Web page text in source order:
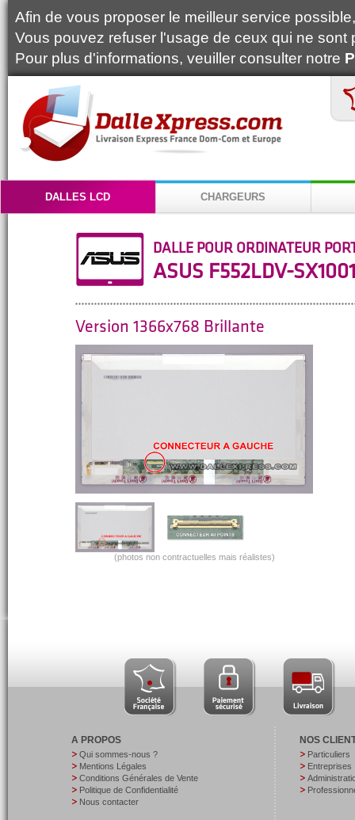
Afin de vous proposer le meilleur service
Vous pouvez refuser l'usage de ceux qui ne
Pour plus d'informations, veuiller consulter notre
DALLES LCD CHARGEURS
DALLE POUR ORDINATEUR
ASUS F552LDV-
Version 1366x768 Brillante
(photos non contractuelles mais réalistes)
A PROPOS
Qui sommes-nous ?
Mentions Légales
Conditions Générales de Vente
Politique de Confidentialité
Nous contacter
NOS
Particuliers
Entreprises